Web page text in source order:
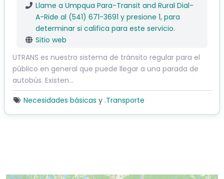
Llame a Umpqua Para-Transit and Rural Dial-
A-Ride al (541) 671-3691 y presione 1, para
determinar si califica para este servicio.
Sitio web
UTRANS es nuestro sistema de tránsito regular para el
público en general que puede llegar a una parada de
autobús. Existen...
Necesidades básicas y .Transporte